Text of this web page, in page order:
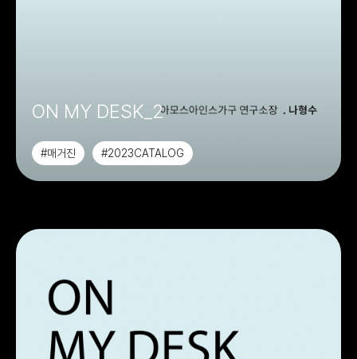
ON MY DESK_2
#매거진 #2023CATALOG